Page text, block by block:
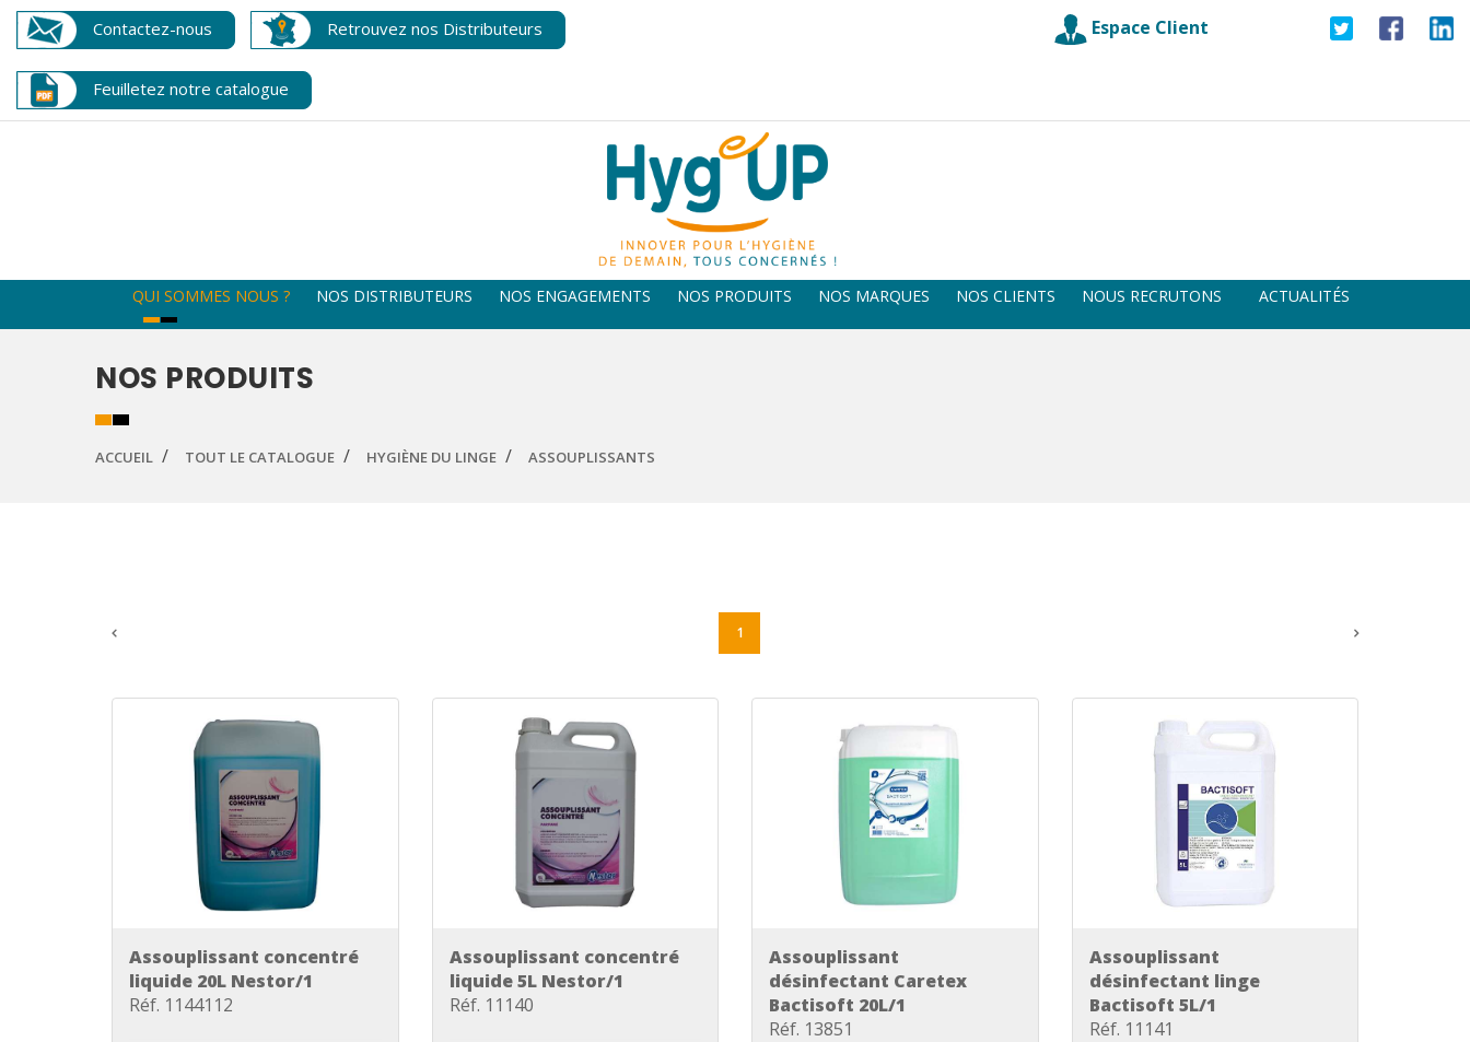
Contactez-nous Retrouvez nos Distributeurs
Feuilletez notre catalogue
Espace Client
QUI SOMMES NOUS ? NOS DISTRIBUTEURS NOS ENGAGEMENTS NOS PRODUITS NOS MARQUES NOS CLIENTS NOUS RECRUTONS ACTUALITÉS
NOS PRODUITS
ACCUEIL TOUT LE CATALOGUE HYGIÈNE DU LINGE ASSOUPLISSANTS
1
Assouplissant concentré
liquide 20L Nestor/1
Réf. 1144112
Assouplissant concentré
liquide 5L Nestor/1
Réf. 11140
Assouplissant
désinfectant Caretex
Bactisoft 20L/1
Réf. 13851
Assouplissant
désinfectant linge
Bactisoft 5L/1
Réf. 11141